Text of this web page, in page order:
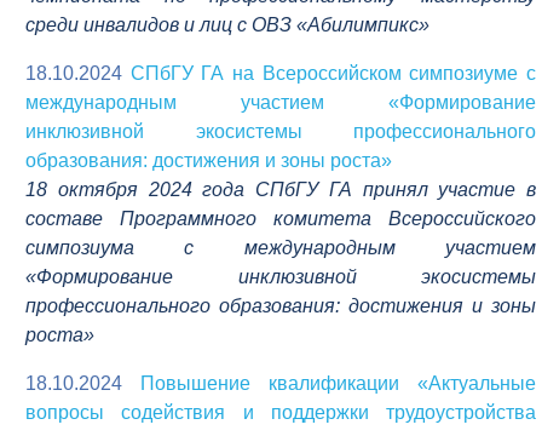
среди инвалидов и лиц с ОВЗ «Абилимпикс»
18.10.2024 СПбГУ ГА на Всероссийском симпозиуме с
международным участием «Формирование
инклюзивной экосистемы профессионального
образования: достижения и зоны роста»
18 октября 2024 года СПбГУ ГА принял участие в
составе Программного комитета Всероссийского
симпозиума с международным участием
«Формирование инклюзивной экосистемы
профессионального образования: достижения и зоны
роста»
18.10.2024
Повышение квалификации «Актуальные
вопросы содействия и поддержки трудоустройства